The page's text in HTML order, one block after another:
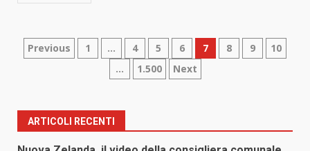
Paginazione
articoli
Previous 1 … 4 5 6 7 8 9
10
…
1.500 Next
ARTICOLI RECENTI